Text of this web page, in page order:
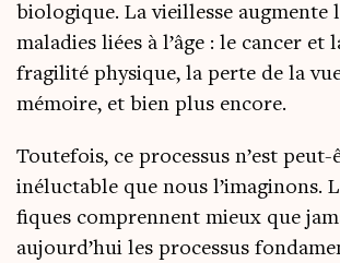
bio­lo­gique. La vieillesse aug­mente
mala­dies liées à l’âge : le can­cer et
fra­gi­li­té phy­sique, la perte de la
mémoire, et bien plus encore.
Tou­te­fois, ce pro­ces­sus n’est peut-
iné­luc­table que nous l’i­ma­gi­nons.
fiques com­prennent mieux que
aujourd’hui les pro­ces­sus